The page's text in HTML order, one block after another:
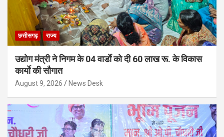
छत्तीसगढ़ राज्य
उद्योग मंत्री ने निगम के 04 वार्डाे को दी 60 लाख रू. के विकास
कार्याे की सौगात
August 9, 2026 News Desk